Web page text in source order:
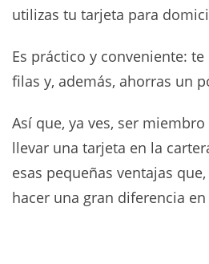
utilizas tu tarjeta para
Es práctico y conveniente:
filas y, además, ahorras un
Así que, ya ves, ser
llevar una tarjeta en la
esas pequeñas ventajas
hacer una gran diferencia